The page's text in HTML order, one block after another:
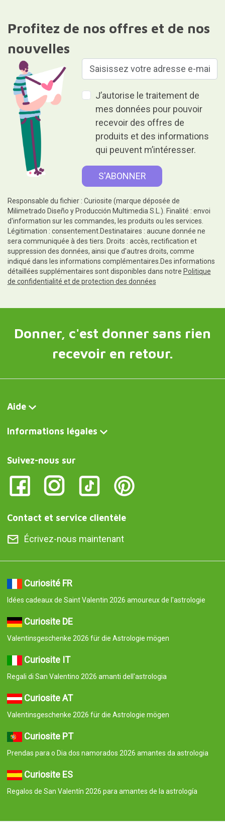
Profitez de nos offres et de nos
nouvelles
J’autorise le traitement de
mes données pour pouvoir
recevoir des offres de
produits et des informations
qui peuvent m’intéresser.
Responsable du fichier : Curiosite (marque déposée de
Milimetrado Diseño y Producción Multimedia S.L.). Finalité : envoi
d'information sur les commandes, les produits ou les services.
Légitimation : consentement.Destinataires : aucune donnée ne
sera communiquée à des tiers. Droits : accès, rectification et
suppression des données, ainsi que d'autres droits, comme
indiqué dans les informations complémentaires.Des informations
détaillées supplémentaires sont disponibles dans notre Politique
de confidentialité et de protection des données
Donner, c'est donner sans rien
recevoir en retour.
Aide
Informations légales
Suivez-nous sur
Contact et service clientèle
Écrivez-nous maintenant
Curiosité FR
Idées cadeaux de Saint Valentin 2026 amoureux de l'astrologie
Curiosite DE
Valentinsgeschenke 2026 für die Astrologie mögen
Curiosite IT
Regali di San Valentino 2026 amanti dell'astrologia
Curiosite AT
Valentinsgeschenke 2026 für die Astrologie mögen
Curiosite PT
Prendas para o Dia dos namorados 2026 amantes da astrologia
Curiosite ES
Regalos de San Valentín 2026 para amantes de la astrología